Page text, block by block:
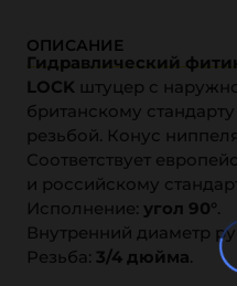
ОПИСАНИЕ
Гидравлический
LOCK штуцер с
британскому
резьбой. Конус
Соответствует
и российскому
Исполнение: угол 90°.
Внутренний диаметр
Резьба: 3/4 дюйма.